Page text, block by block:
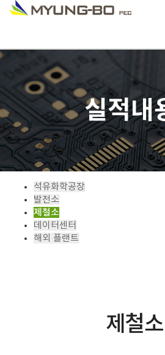
실적내
석유화학공장
발전소
제철소
데이터센터
해외 플랜트
제철소